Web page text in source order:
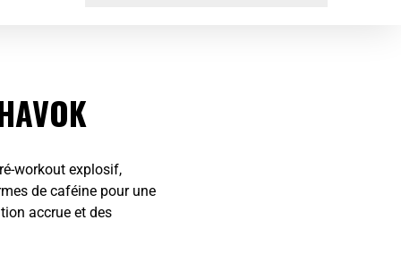
workout explosif,
de caféine pour une
accrue et des